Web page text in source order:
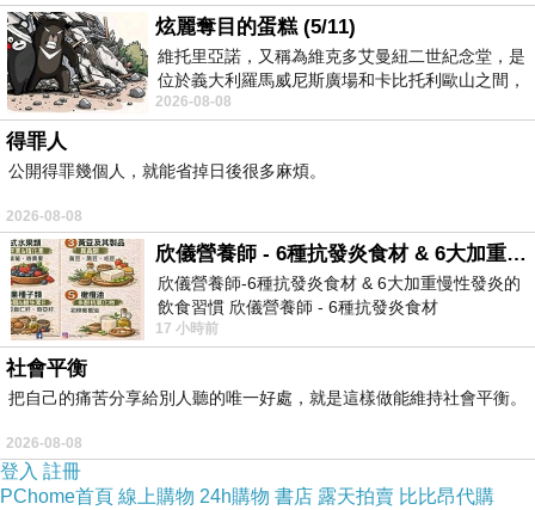
炫麗奪目的蛋糕 (5/11)
維托里亞諾，又稱為維克多艾曼紐二世紀念堂，是
位於義大利羅馬威尼斯廣場和卡比托利歐山之間，
用以紀念統一義大利統一後的的第一位國
2026-08-08
得罪人
公開得罪幾個人，就能省掉日後很多麻煩。
2026-08-08
欣儀營養師 - 6種抗發炎食材 & 6大加重慢性發炎的飲食習慣
欣儀營養師-6種抗發炎食材 & 6大加重慢性發炎的
飲食習慣 欣儀營養師 - 6種抗發炎食材
https://www.facebook.com/photo/?fbid=147
17 小時前
社會平衡
把自己的痛苦分享給別人聽的唯一好處，就是這樣做能維持社會平衡。
2026-08-08
登入 註冊
PChome首頁 線上購物 24h購物 書店 露天拍賣 比比昂代購